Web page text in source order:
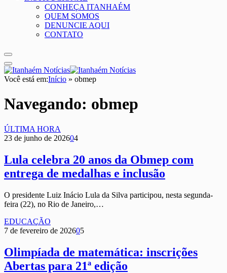
CONHEÇA ITANHAÉM
QUEM SOMOS
DENUNCIE AQUI
CONTATO
Você está em:Início » obmep
Navegando: obmep
ÚLTIMA HORA
23 de junho de 202604
Lula celebra 20 anos da Obmep com
entrega de medalhas e inclusão
O presidente Luiz Inácio Lula da Silva participou, nesta segunda-
feira (22), no Rio de Janeiro,…
EDUCAÇÃO
7 de fevereiro de 202605
Olimpíada de matemática: inscrições
Abertas para 21ª edição